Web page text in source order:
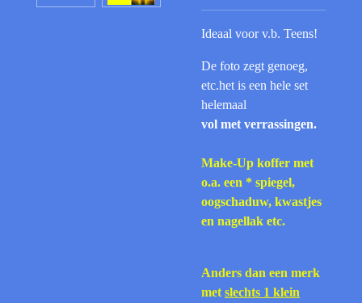
Ideaal voor v.b. Teens!
De foto zegt genoeg,
etc.het is een hele set
helemaal
vol met verrassingen.
Make-Up koffer met
o.a. een * spiegel,
oogschaduw, kwastjes
en nagellak etc.
Anders dan een merk
metslechts 1 klein